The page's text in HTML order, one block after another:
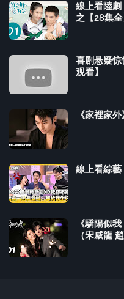
線上看陸
之【28集全
喜剧悬疑
观看】
《家裡家
線上看綜藝
《驕陽似
（宋威龍